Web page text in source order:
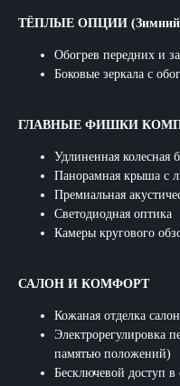
ТЁПЛЫЕ ОПЦИИ (Зимний
Обогрев передних и
Боковые зеркала с
ГЛАВНЫЕ ФИШКИ
Удлиненная колесная
Панорамная крыша с
Премиальная
Светодиодная оптика​
Камеры кругового
САЛОН И КОМФОРТ
Кожаная отделка
Электрорегулировка
памятью положений)​
Бесключевой доступ в